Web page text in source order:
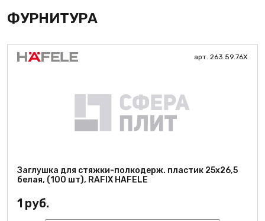
ФУРНИТУРА
арт. 263.59.76X
Заглушка для стяжки-полкодерж. пластик 25x26,5
белая, (100 шт), RAFIX HAFELE
1 руб.